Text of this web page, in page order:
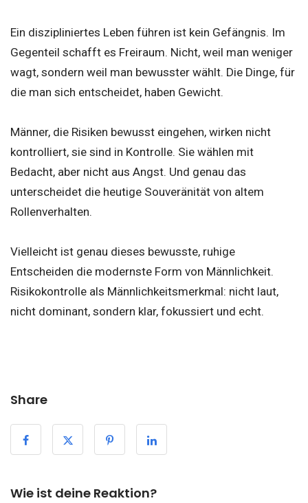
Ein diszipliniertes Leben führen ist kein Gefängnis. Im
Gegenteil schafft es Freiraum. Nicht, weil man weniger
wagt, sondern weil man bewusster wählt. Die Dinge, für
die man sich entscheidet, haben Gewicht.
Männer, die Risiken bewusst eingehen, wirken nicht
kontrolliert, sie sind in Kontrolle. Sie wählen mit
Bedacht, aber nicht aus Angst. Und genau das
unterscheidet die heutige Souveränität von altem
Rollenverhalten.
Vielleicht ist genau dieses bewusste, ruhige
Entscheiden die modernste Form von Männlichkeit.
Risikokontrolle als Männlichkeitsmerkmal: nicht laut,
nicht dominant, sondern klar, fokussiert und echt.
Share
Wie ist deine Reaktion?